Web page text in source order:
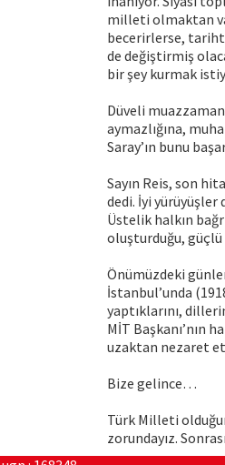
milleti olmaktan
becerirlerse,
de değiştirmiş
bir şey kurmak
Düveli
aymazlığına,
Saray’ın bunu
Sayın Reis, son
dedi. İyi
Üstelik halkın
oluşturduğu,
Önümüzdeki
İstanbul’unda
yaptıklarını,
MİT Başkanı’nın
uzaktan nezaret
Bize gelince…
Türk Milleti
zorundayız.